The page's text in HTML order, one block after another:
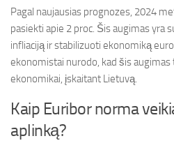
Pagal naujausias prognozes, 2024
pasiekti apie 2 proc. Šis augimas yra
infliaciją ir stabilizuoti ekonomiką
ekonomistai nurodo, kad šis
ekonomikai, įskaitant Lietuvą.
Kaip Euribor norma
aplinką?